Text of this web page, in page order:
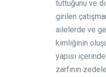
tuttuğunu ve
girilen
ailelerde ve
kimliğinin
yapısı
zarfının